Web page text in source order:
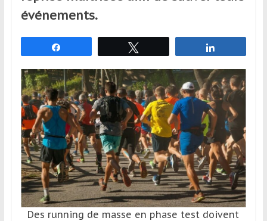
spectateurs
sport,
qui
se
déplacent
en
France
l’étranger
pour
assouvir
leur
passion,
événements.
Des running de masse en phase test doivent